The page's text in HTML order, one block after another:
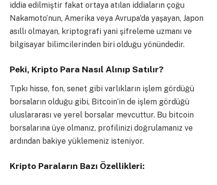
iddia edilmiştir fakat ortaya atılan iddiaların çoğu
Nakamoto’nun, Amerika veya Avrupa’da yaşayan, Japon
asıllı olmayan, kriptografi yani şifreleme uzmanı ve
bilgisayar bilimcilerinden biri olduğu yönündedir.
Peki, Kripto Para Nasıl Alınıp Satılır?
Tıpkı hisse, fon, senet gibi varlıkların işlem gördüğü
borsaların olduğu gibi, Bitcoin’in de işlem gördüğü
uluslararası ve yerel borsalar mevcuttur. Bu bitcoin
borsalarına üye olmanız, profilinizi doğrulamanız ve
ardından bakiye yüklemeniz isteniyor.
Kripto Paraların Bazı Özellikleri: